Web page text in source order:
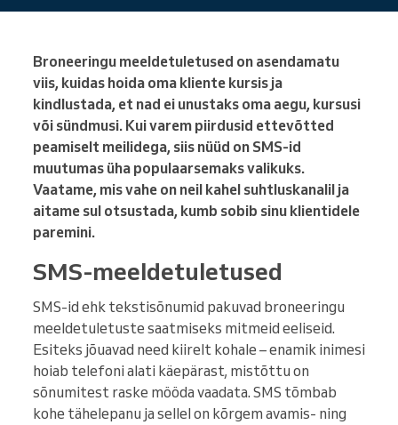
Broneeringu meeldetuletused on asendamatu
viis, kuidas hoida oma kliente kursis ja
kindlustada, et nad ei unustaks oma aegu, kursusi
või sündmusi. Kui varem piirdusid ettevõtted
peamiselt meilidega, siis nüüd on SMS-id
muutumas üha populaarsemaks valikuks.
Vaatame, mis vahe on neil kahel suhtluskanalil ja
aitame sul otsustada, kumb sobib sinu klientidele
paremini.
SMS-meeldetuletused
SMS-id ehk tekstisõnumid pakuvad broneeringu
meeldetuletuste saatmiseks mitmeid eeliseid.
Esiteks jõuavad need kiirelt kohale – enamik inimesi
hoiab telefoni alati käepärast, mistõttu on
sõnumitest raske mööda vaadata. SMS tõmbab
kohe tähelepanu ja sellel on kõrgem avamis- ning